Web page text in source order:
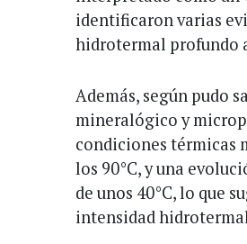
identificaron varias
hidrotermal profundo
Además, según pudo
mineralógico y
condiciones térmicas
los 90°C, y una
de unos 40°C, lo que
intensidad